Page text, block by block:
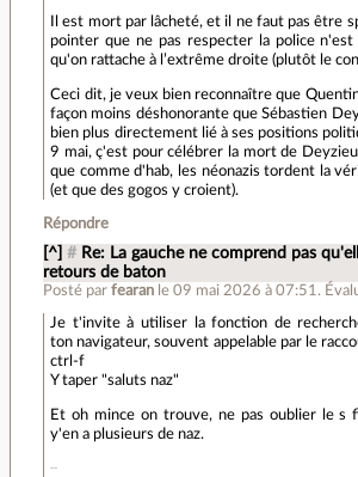
Il est mort par lâcheté, et il ne faut pas être
pointer que ne pas respecter la police
qu'on rattache à l’extrême droite (plutôt le
Ceci dit, je veux bien reconnaître que
façon moins déshonorante que Sébastien
bien plus directement lié à ses positions
9 mai, ç'est pour célébrer la mort de
que comme d'hab, les néonazis tordent la
(et que des gogos y croient).
Répondre
[^] # Re: La gauche ne comprend pas
retours de baton
Posté parfearan le 09 mai 2026 à 07:51 .
Je t'invite à utiliser la fonction de
ton navigateur, souvent appelable par le
ctrl-f
Y taper "saluts naz"
Et oh mince on trouve, ne pas oublier le s
y'en a plusieurs de naz.